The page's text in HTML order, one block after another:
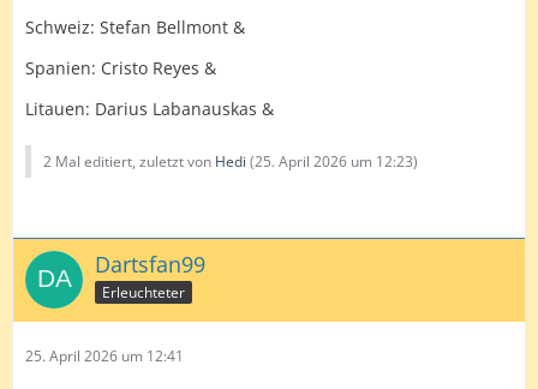
Schweiz: Stefan Bellmont &
Spanien: Cristo Reyes &
Litauen: Darius Labanauskas &
2 Mal editiert, zuletzt von Hedi (25. April 2026 um 12:23)
Dartsfan99
Erleuchteter
25. April 2026 um 12:41